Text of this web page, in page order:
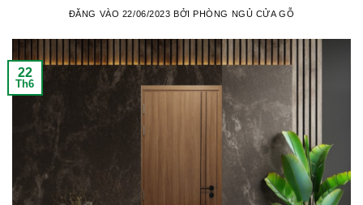
ĐĂNG VÀO 22/06/2023 BỞIPHÒNG NGỦ CỬA GỖ
22
Th6